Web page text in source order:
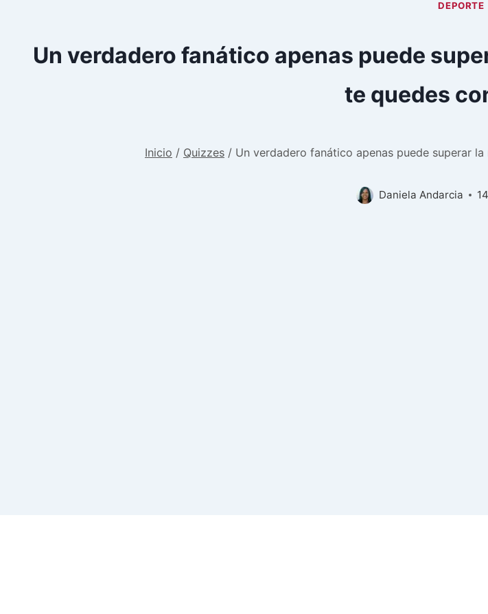
DEPORTE
Un verdadero fanático apenas puede
te quedes
Inicio / Quizzes / Un verdadero fanático apenas puede superar
Daniela Andarcia